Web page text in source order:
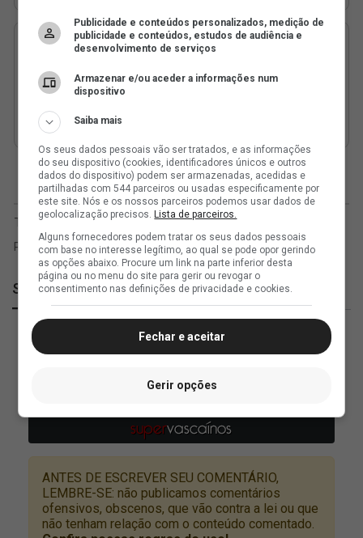
SuperVasco
Publicidade e conteúdos personalizados, medição de
publicidade e conteúdos, estudos de audiência e
desenvolvimento de serviços
Armazenar e/ou aceder a informações num
dispositivo
Saiba mais
Os seus dados pessoais vão ser tratados, e as informações
do seu dispositivo (cookies, identificadores únicos e outros
dados do dispositivo) podem ser armazenadas, acedidas e
partilhadas com 544 parceiros ou usadas especificamente por
este site. Nós e os nossos parceiros podemos usar dados de
geolocalização precisos.Lista de parceiros.
Alguns fornecedores podem tratar os seus dados pessoais
com base no interesse legítimo, ao qual se pode opor gerindo
as opções abaixo. Procure um link na parte inferior desta
página ou no menu do site para gerir ou revogar o
consentimento nas definições de privacidade e cookies.
Fechar e aceitar
Gerir opções